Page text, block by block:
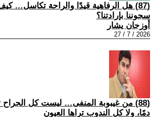
(87) هل الرفاهية قيدًا والراحة تكاسل…
سجوننا بإرادتنا؟
أوزجان يشار
2026 / 7 / 27
(88) من غيبوبة المنفى… ليست كل
دمًا، ولا كل الندوب تراها العيون